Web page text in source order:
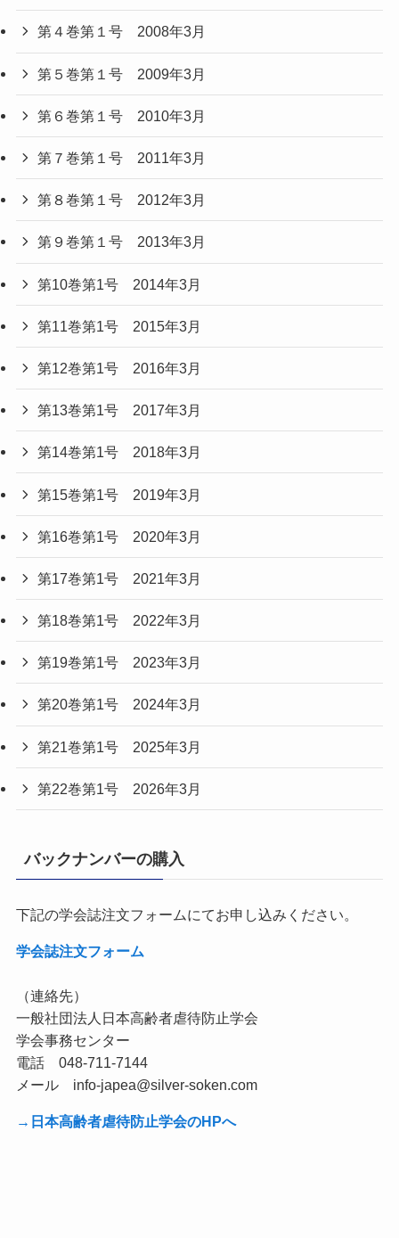
第４巻第１号 2008年3月
第５巻第１号 2009年3月
第６巻第１号 2010年3月
第７巻第１号 2011年3月
第８巻第１号 2012年3月
第９巻第１号 2013年3月
第10巻第1号 2014年3月
第11巻第1号 2015年3月
第12巻第1号 2016年3月
第13巻第1号 2017年3月
第14巻第1号 2018年3月
第15巻第1号 2019年3月
第16巻第1号 2020年3月
第17巻第1号 2021年3月
第18巻第1号 2022年3月
第19巻第1号 2023年3月
第20巻第1号 2024年3月
第21巻第1号 2025年3月
第22巻第1号 2026年3月
バックナンバーの購入
下記の学会誌注文フォームにてお申し込みください。
学会誌注文フォーム
（連絡先）
一般社団法人日本高齢者虐待防止学会
学会事務センター
電話 048-711-7144
メール info-japea@silver-soken.com
→日本高齢者虐待防止学会のHPへ